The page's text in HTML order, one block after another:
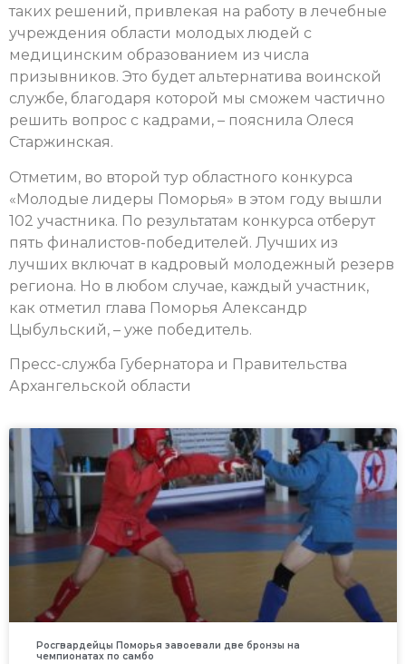
таких решений, привлекая на работу в лечебные
учреждения области молодых людей с
медицинским образованием из числа
призывников. Это будет альтернатива воинской
службе, благодаря которой мы сможем частично
решить вопрос с кадрами, – пояснила Олеся
Старжинская.
Отметим, во второй тур областного конкурса
«Молодые лидеры Поморья» в этом году вышли
102 участника. По результатам конкурса отберут
пять финалистов-победителей. Лучших из
лучших включат в кадровый молодежный резерв
региона. Но в любом случае, каждый участник,
как отметил глава Поморья Александр
Цыбульский, – уже победитель.
Пресс-служба Губернатора и Правительства
Архангельской области
Росгвардейцы Поморья завоевали две бронзы на
чемпионатах по самбо